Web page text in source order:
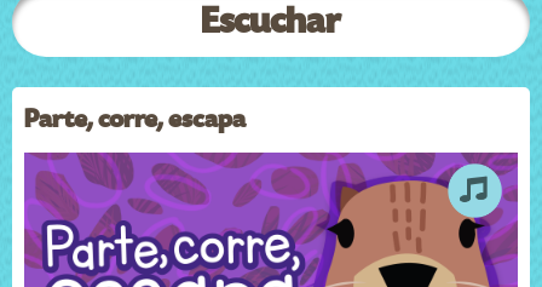
Escuchar
Parte, corre, escapa